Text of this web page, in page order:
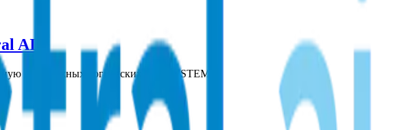
AI
для сложных логических задач и STEM.